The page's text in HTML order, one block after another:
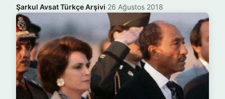
Şarkul Avsat Türkçe Arşivi·26 Ağustos 2018